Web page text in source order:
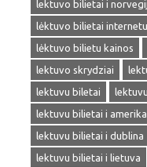
lektuvo bilietai i
lėktuvo bilietai internetu
lėktuvo bilietu kainos
lektuvo skrydziai
lektuvu biletai
lektuvu bilietai i amerika
lektuvu bilietai i dublina
lektuvu bilietai i lietuva